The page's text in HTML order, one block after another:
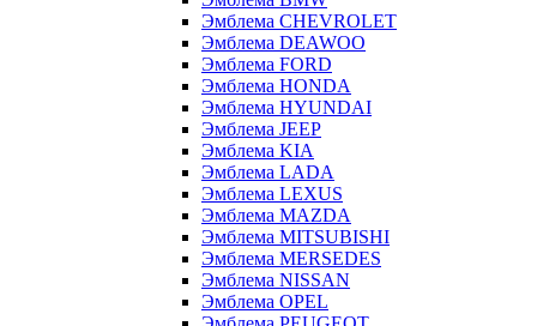
Эмблема CHEVROLET
Эмблема DEAWOO
Эмблема FORD
Эмблема HONDA
Эмблема HYUNDAI
Эмблема JEEP
Эмблема KIA
Эмблема LADA
Эмблема LEXUS
Эмблема MAZDA
Эмблема MITSUBISHI
Эмблема MERSEDES
Эмблема NISSAN
Эмблема OPEL